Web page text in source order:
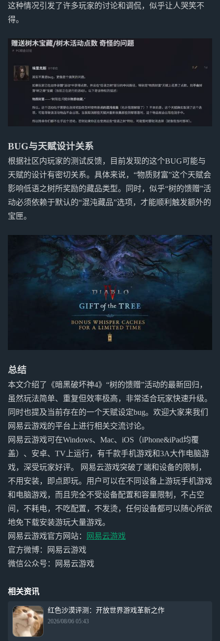
这种情况引发了许多玩家的讨论和调侃，似乎让人哭笑不
得。
BUG与天赋设计关系
根据社区内玩家的测试反馈，目前发现的这个BUG可能与
天赋的设计有密切关系。具体来说，“物质财富”这个天赋会
影响低语之树所奖励的藏品类型。同时，似乎“树的馈赠”活
动必须依赖于默认的“混沌藏品”选项，才能顺利触发额外的
宝匣。
总结
本文介绍了《暗黑破坏神4》“树的馈赠”活动的最新回归，
虽然玩法简单、重复但效率极高，非常适合玩家快速升级。
同时也提及当前存在的一个天赋设定bug。欢迎大家来我们
网易云游戏的平台上进行相关交流讨论。
网易云游戏可在Windows、Mac、iOS（iPhone&iPad均覆
盖）、安卓、TV上运行，有千款手机游戏和3A大作电脑游
戏，深受玩家好评。 网易云游戏突破了端和设备的限制，
不用安装，即点即玩。用户可以在不同设备上游玩手机游戏
和电脑游戏，而且完全不受设备配置和容量限制，不占空
间，不耗电，不吃配置，不发烫，任何设备都可以随心所欲
地免下载安装游玩大量游戏。
网易云游戏官方网站：
网易云游戏
官方微博：网易云游戏
微信公众号：网易云游戏
相关资讯
红色沙漠评测：开放世界游戏革新之作
2026/08/06 05:43